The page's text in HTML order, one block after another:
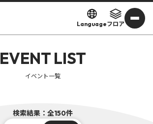
Languageフロア
EVENT LIST
イベント一覧
検索結果：全150件